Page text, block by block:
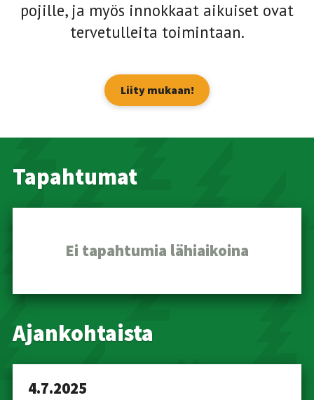
pojille, ja myös innokkaat aikuiset ovat
tervetulleita toimintaan.
Liity mukaan!
Tapahtumat
Ei tapahtumia lähiaikoina
Ajankohtaista
4.7.2025